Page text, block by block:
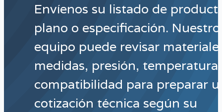
Envíenos su listado de
plano o especificación. Nuestro
equipo puede revisar
medidas, presión, temperatura
compatibilidad para preparar
cotización técnica según su